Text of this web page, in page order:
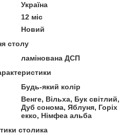
Україна
12 міс
Новий
столу
ламінована ДСП
Будь-який колір
Венге, Вільха, Бук світлий,
Дуб сонома, Яблуня, Горіх
екко, Німфеа альба
столика